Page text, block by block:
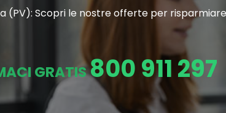
(PV): Scopri le nostre offerte per
GRATIS800 911 297